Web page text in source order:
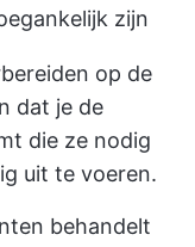
zijn
op de
dat je de
die ze nodig
uit te voeren.
behandelt